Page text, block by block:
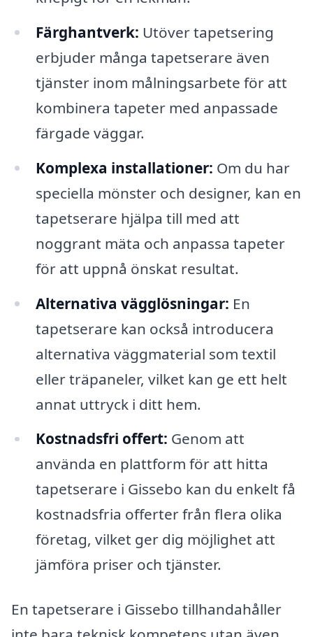
Färghantverk: Utöver tapetsering
erbjuder många tapetserare även
tjänster inom målningsarbete för att
kombinera tapeter med anpassade
färgade väggar.
Komplexa installationer: Om du har
speciella mönster och designer, kan en
tapetserare hjälpa till med att
noggrant mäta och anpassa tapeter
för att uppnå önskat resultat.
Alternativa vägglösningar: En
tapetserare kan också introducera
alternativa väggmaterial som textil
eller träpaneler, vilket kan ge ett helt
annat uttryck i ditt hem.
Kostnadsfri offert: Genom att
använda en plattform för att hitta
tapetserare i Gissebo kan du enkelt få
kostnadsfria offerter från flera olika
företag, vilket ger dig möjlighet att
jämföra priser och tjänster.
En tapetserare i Gissebo tillhandahåller